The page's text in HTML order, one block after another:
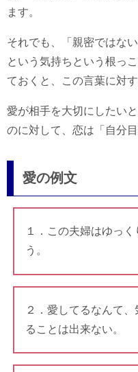
ます。
それでも、「親密ではな
という気持ちという根っ
ておくと、この言葉に対
愛が相手を大切にしたい
のに対して、恋は「自分
愛の例文
１．この夫婦はゆっ
う。
２．愛してるなんて
ることは出来ない。